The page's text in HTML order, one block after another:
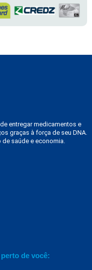
entregar medicamentos e
graças à força de seu DNA.
saúde e economia.
de você: